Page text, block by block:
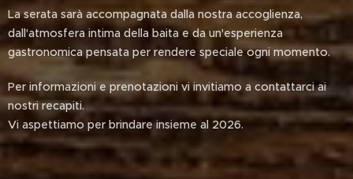
La serata sarà accompagnata dalla nostra accoglienza,
dall'atmosfera intima della baita e da un'esperienza
gastronomica pensata per rendere speciale ogni momento.
Per informazioni e prenotazioni vi invitiamo a contattarci ai
nostri recapiti.
Vi aspettiamo per brindare insieme al 2026.